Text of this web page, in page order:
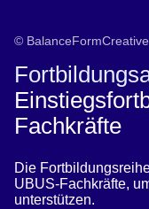
©
Fachkräfte
Die
UBUS-Fachkräfte,
unterstützen.